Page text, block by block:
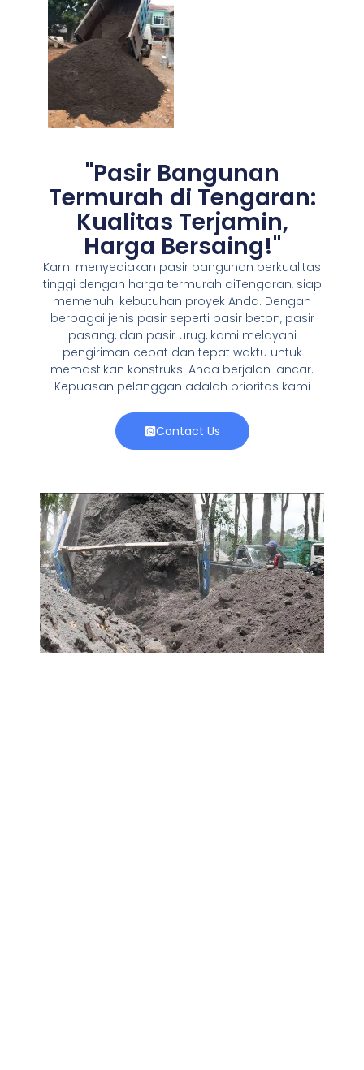
"Pasir Bangunan
Termurah di Tengaran:
Kualitas Terjamin,
Harga Bersaing!"
Kami menyediakan pasir bangunan berkualitas
tinggi dengan harga termurah diTengaran, siap
memenuhi kebutuhan proyek Anda. Dengan
berbagai jenis pasir seperti pasir beton, pasir
pasang, dan pasir urug, kami melayani
pengiriman cepat dan tepat waktu untuk
memastikan konstruksi Anda berjalan lancar.
Kepuasan pelanggan adalah prioritas kami
Contact Us